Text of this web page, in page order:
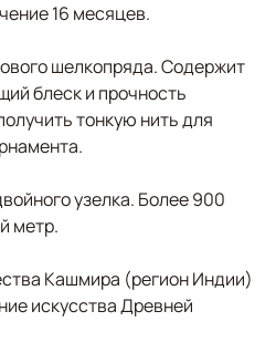
16 месяцев.
шелкопряда. Содержит
блеск и прочность
тонкую нить для
узелка. Более 900
метр.
Кашмира (регион Индии)
искусства Древней